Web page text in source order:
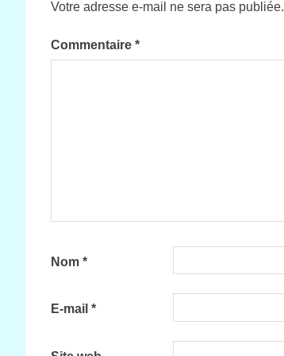
Votre adresse e-mail ne sera pas publiée.
Commentaire *
Nom *
E-mail *